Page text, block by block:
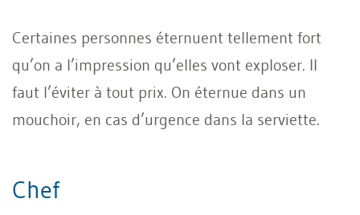
Certaines personnes éternuent tellement fort
qu’on a l’impression qu’elles vont exploser. Il
faut l’éviter à tout prix. On éternue dans un
mouchoir, en cas d’urgence dans la serviette.
Chef